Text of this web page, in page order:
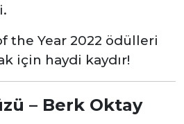
the Year 2022 ödülleri
için haydi kaydır!
– Berk Oktay